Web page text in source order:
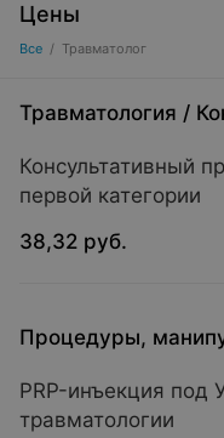
Цены
Все / Травматолог
Травматология /
Консультативный
первой категории
38,32 руб.
Процедуры,
PRP-инъекция под
травматологии